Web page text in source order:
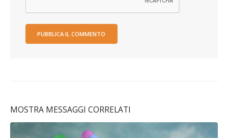
MOSTRA MESSAGGI CORRELATI